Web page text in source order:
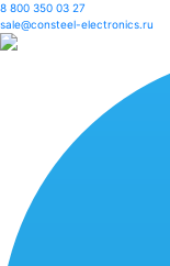
8 800 350 03 27
sale@consteel-electronics.ru